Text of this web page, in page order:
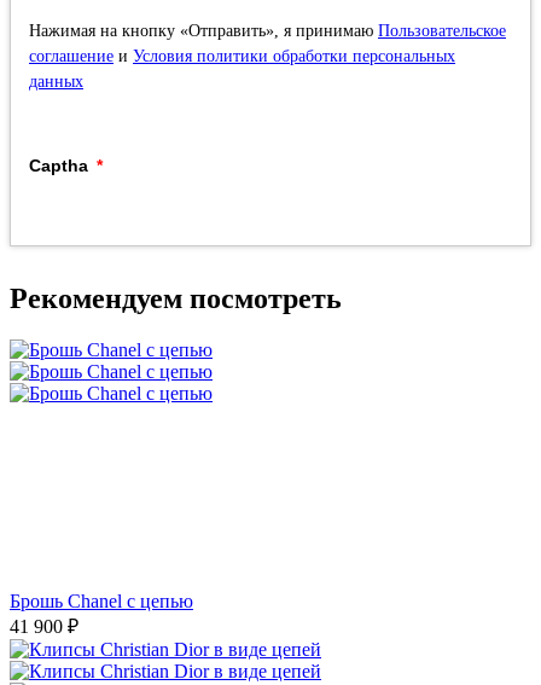
Нажимая на кнопку «Отправить», я принимаю Пользовательское
соглашение и Условия политики обработки персональных
данных
Captha
Рекомендуем посмотреть
Брошь Chanel с цепью
41 900 ₽